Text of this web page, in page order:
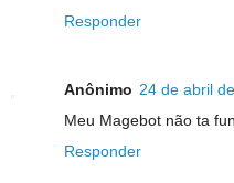
Responder
Anônimo 24 de abril
Meu Magebot não ta
Responder